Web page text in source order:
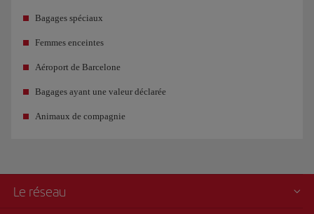
Bagages spéciaux
Femmes enceintes
Aéroport de Barcelone
Bagages ayant une valeur déclarée
Animaux de compagnie
Le réseau